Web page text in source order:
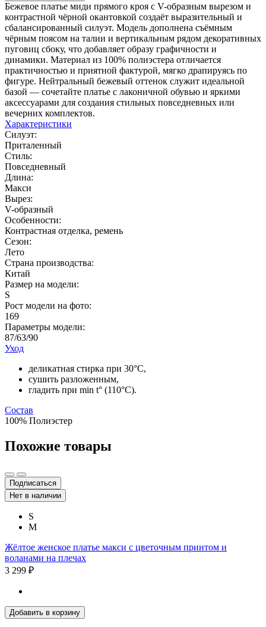
Бежевое платье миди прямого кроя с V-образным вырезом и
контрастной чёрной окантовкой создаёт выразительный и
сбалансированный силуэт. Модель дополнена съёмным
чёрным поясом на талии и вертикальным рядом декоративных
пуговиц сбоку, что добавляет образу графичности и
динамики. Материал из 100% полиэстера отличается
практичностью и приятной фактурой, мягко драпируясь по
фигуре. Нейтральный бежевый оттенок служит идеальной
базой — сочетайте платье с лаконичной обувью и яркими
аксессуарами для создания стильных повседневных или
вечерних комплектов.
Характеристики
Силуэт:
Приталенный
Стиль:
Повседневный
Длина:
Макси
Вырез:
V-образный
Особенности:
Контрастная отделка, ремень
Сезон:
Лето
Страна производства:
Китай
Размер на модели:
S
Рост модели на фото:
169
Параметры модели:
87/63/90
Уход
деликатная стирка при 30°C,
сушить разложенным,
гладить при min t° (110°C).
Состав
100% Полиэстер
Похожие товары
Подписаться
Нет в наличии
S
M
Жёлтое женское платье макси с цветочным принтом и
воланами на плечах
3 299 ₽
Добавить в корзину